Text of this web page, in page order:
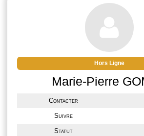
Google Play Store !
Hors Ligne
Marie-Pierre
Contacter
Suivre
Statut